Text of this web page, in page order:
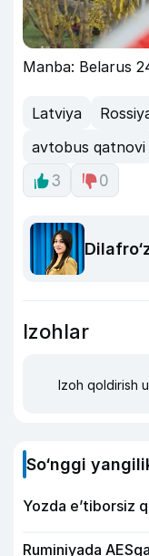
Manba: Belarus
Latviya
avtobus qatnovi
3
0
Izohlar
Izoh qoldirish
So‘nggi
Yozda e’tiborsiz
Ruminiyada